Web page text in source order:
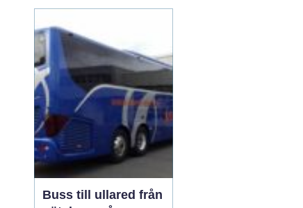
fördjupad form av hjärt-
lungräddning som ä...
Buss till ullared från